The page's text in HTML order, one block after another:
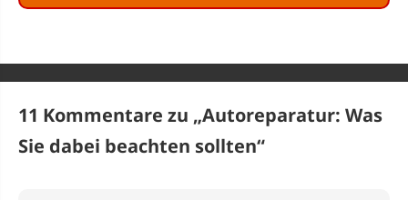
11 Kommentare zu „Autoreparatur: Was
Sie dabei beachten sollten“